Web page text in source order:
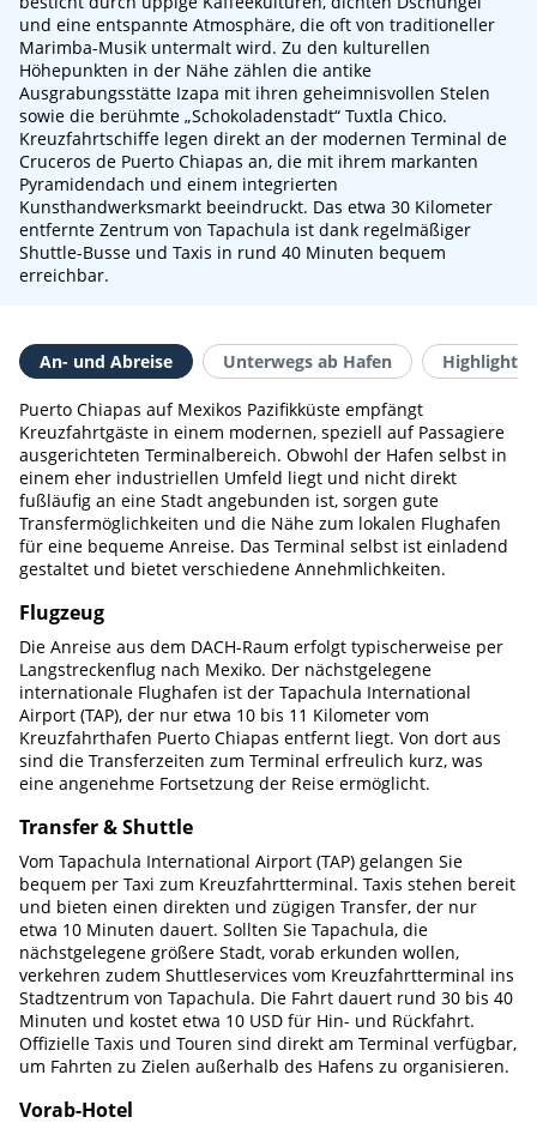
und eine entspannte Atmosphäre, die oft von traditioneller
Marimba-Musik untermalt wird. Zu den kulturellen
Höhepunkten in der Nähe zählen die antike
Ausgrabungsstätte Izapa mit ihren geheimnisvollen Stelen
sowie die berühmte „Schokoladenstadt“ Tuxtla Chico.
Kreuzfahrtschiffe legen direkt an der modernen Terminal de
Cruceros de Puerto Chiapas an, die mit ihrem markanten
Pyramidendach und einem integrierten
Kunsthandwerksmarkt beeindruckt. Das etwa 30 Kilometer
entfernte Zentrum von Tapachula ist dank regelmäßiger
Shuttle-Busse und Taxis in rund 40 Minuten bequem
erreichbar.
An- und Abreise Unterwegs ab Hafen Highlights
Puerto Chiapas auf Mexikos Pazifikküste empfängt
Kreuzfahrtgäste in einem modernen, speziell auf Passagiere
ausgerichteten Terminalbereich. Obwohl der Hafen selbst in
einem eher industriellen Umfeld liegt und nicht direkt
fußläufig an eine Stadt angebunden ist, sorgen gute
Transfermöglichkeiten und die Nähe zum lokalen Flughafen
für eine bequeme Anreise. Das Terminal selbst ist einladend
gestaltet und bietet verschiedene Annehmlichkeiten.
Flugzeug
Die Anreise aus dem DACH-Raum erfolgt typischerweise per
Langstreckenflug nach Mexiko. Der nächstgelegene
internationale Flughafen ist der Tapachula International
Airport (TAP), der nur etwa 10 bis 11 Kilometer vom
Kreuzfahrthafen Puerto Chiapas entfernt liegt. Von dort aus
sind die Transferzeiten zum Terminal erfreulich kurz, was
eine angenehme Fortsetzung der Reise ermöglicht.
Transfer & Shuttle
Vom Tapachula International Airport (TAP) gelangen Sie
bequem per Taxi zum Kreuzfahrtterminal. Taxis stehen bereit
und bieten einen direkten und zügigen Transfer, der nur
etwa 10 Minuten dauert. Sollten Sie Tapachula, die
nächstgelegene größere Stadt, vorab erkunden wollen,
verkehren zudem Shuttleservices vom Kreuzfahrtterminal ins
Stadtzentrum von Tapachula. Die Fahrt dauert rund 30 bis 40
Minuten und kostet etwa 10 USD für Hin- und Rückfahrt.
Offizielle Taxis und Touren sind direkt am Terminal verfügbar,
um Fahrten zu Zielen außerhalb des Hafens zu organisieren.
Vorab-Hotel